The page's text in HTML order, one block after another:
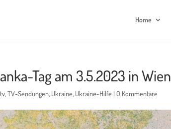
Home
Tag am 3.5.2023 in Wien
,TV-Sendungen, Ukraine, Ukraine-Hilfe |0 Kommentare